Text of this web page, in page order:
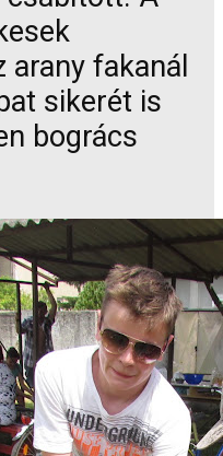
fakanál
sikerét is
bogrács